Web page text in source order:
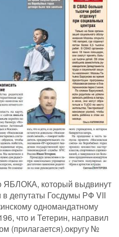
ЯБЛОКА, который выдвинут
в депутаты Госдумы РФ VII
одномандатному
что и Тетерин, направил
(прилагается).округу №